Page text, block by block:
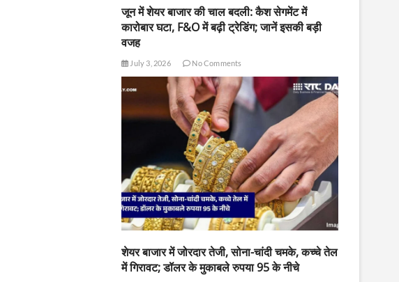
जून में शेयर बाजार की चाल बदली: कैश सेगमेंट में
कारोबार घटा, F&O में बढ़ी ट्रेडिंग; जानें इसकी बड़ी
वजह
July 3, 2026 No Comments
शेयर बाजार में जोरदार तेजी, सोना-चांदी चमके, कच्चे तेल
में गिरावट; डॉलर के मुकाबले रुपया 95 के नीचे